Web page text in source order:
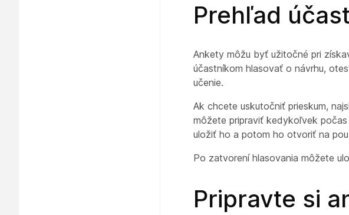
Prehľad
Ankety môžu byť užitočné pri
účastníkom hlasovať o návrhu,
učenie.
Ak chcete uskutočniť prieskum,
môžete pripraviť kedykoľvek
uložiť ho a potom ho otvoriť na
Po zatvorení hlasovania môžete
Pripravte si